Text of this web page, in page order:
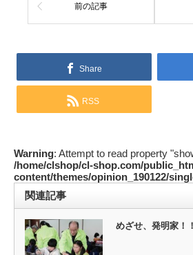
前の記事
Share
RSS
Warning: Attempt to read property
/home/clshop/cl-shop.com/
content/themes/opinion_190122/
関連記事
めざせ、発明家！！